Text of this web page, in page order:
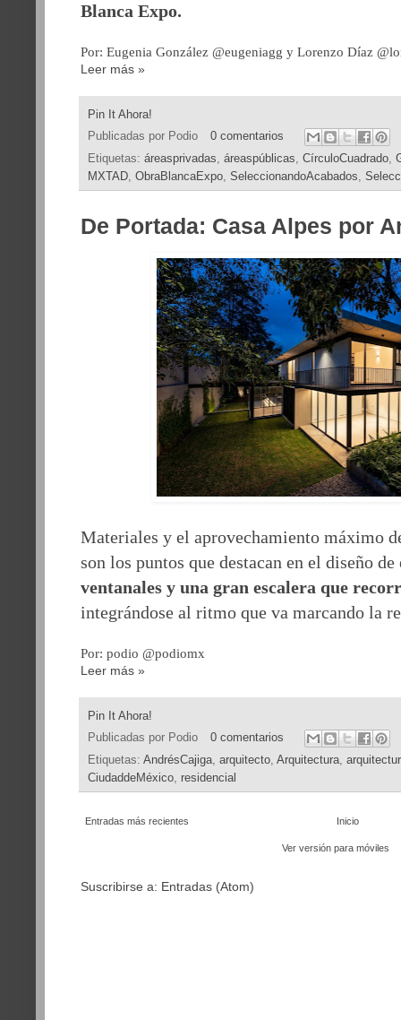
Blanca Expo.
Por: Eugenia González @eugeniagg y Lorenzo Díaz
Leer más »
Pin It Ahora!
Publicadas por Podio
0 comentarios
Etiquetas: áreasprivadas, áreaspúblicas, CírculoCuadrado,
MXTAD, ObraBlancaExpo, SeleccionandoAcabados,
De Portada: Casa Alpes por
Materiales y el aprovechamiento máximo
son los puntos que destacan en el diseño
ventanales y una gran escalera que
integrándose al ritmo que va marcando la
Por: podio @podiomx
Leer más »
Pin It Ahora!
Publicadas por Podio
0 comentarios
Etiquetas: AndrésCajiga, arquitecto, Arquitectura,
CiudaddeMéxico, residencial
Entradas más recientes Inicio
Ver versión para móviles
Suscribirse a: Entradas (Atom)